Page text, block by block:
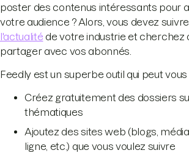
poster des contenus intéressants pour
votre audience ? Alors, vous devez suivre
l'actualité de votre industrie et cherchez
partager avec vos abonnés.
Feedly est un superbe outil qui peut vous
Créez gratuitement des dossiers
thématiques
Ajoutez des sites web (blogs,
ligne, etc.) que vous voulez suivre